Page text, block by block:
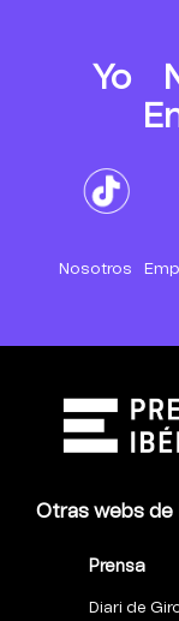
Yo
Nosotros
Otras webs de
Prensa
Diari de